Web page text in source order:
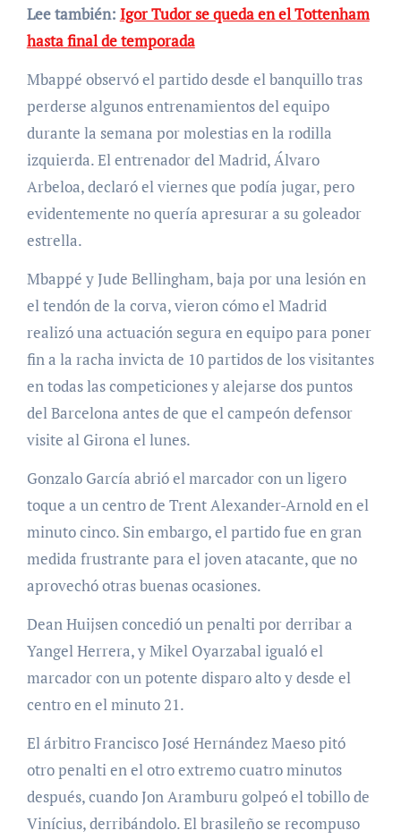
Lee también: Igor Tudor se queda en el Tottenham
hasta final de temporada
Mbappé observó el partido desde el banquillo tras
perderse algunos entrenamientos del equipo
durante la semana por molestias en la rodilla
izquierda. El entrenador del Madrid, Álvaro
Arbeloa, declaró el viernes que podía jugar, pero
evidentemente no quería apresurar a su goleador
estrella.
Mbappé y Jude Bellingham, baja por una lesión en
el tendón de la corva, vieron cómo el Madrid
realizó una actuación segura en equipo para poner
fin a la racha invicta de 10 partidos de los visitantes
en todas las competiciones y alejarse dos puntos
del Barcelona antes de que el campeón defensor
visite al Girona el lunes.
Gonzalo García abrió el marcador con un ligero
toque a un centro de Trent Alexander-Arnold en el
minuto cinco. Sin embargo, el partido fue en gran
medida frustrante para el joven atacante, que no
aprovechó otras buenas ocasiones.
Dean Huijsen concedió un penalti por derribar a
Yangel Herrera, y Mikel Oyarzabal igualó el
marcador con un potente disparo alto y desde el
centro en el minuto 21.
El árbitro Francisco José Hernández Maeso pitó
otro penalti en el otro extremo cuatro minutos
después, cuando Jon Aramburu golpeó el tobillo de
Vinícius, derribándolo. El brasileño se recompuso